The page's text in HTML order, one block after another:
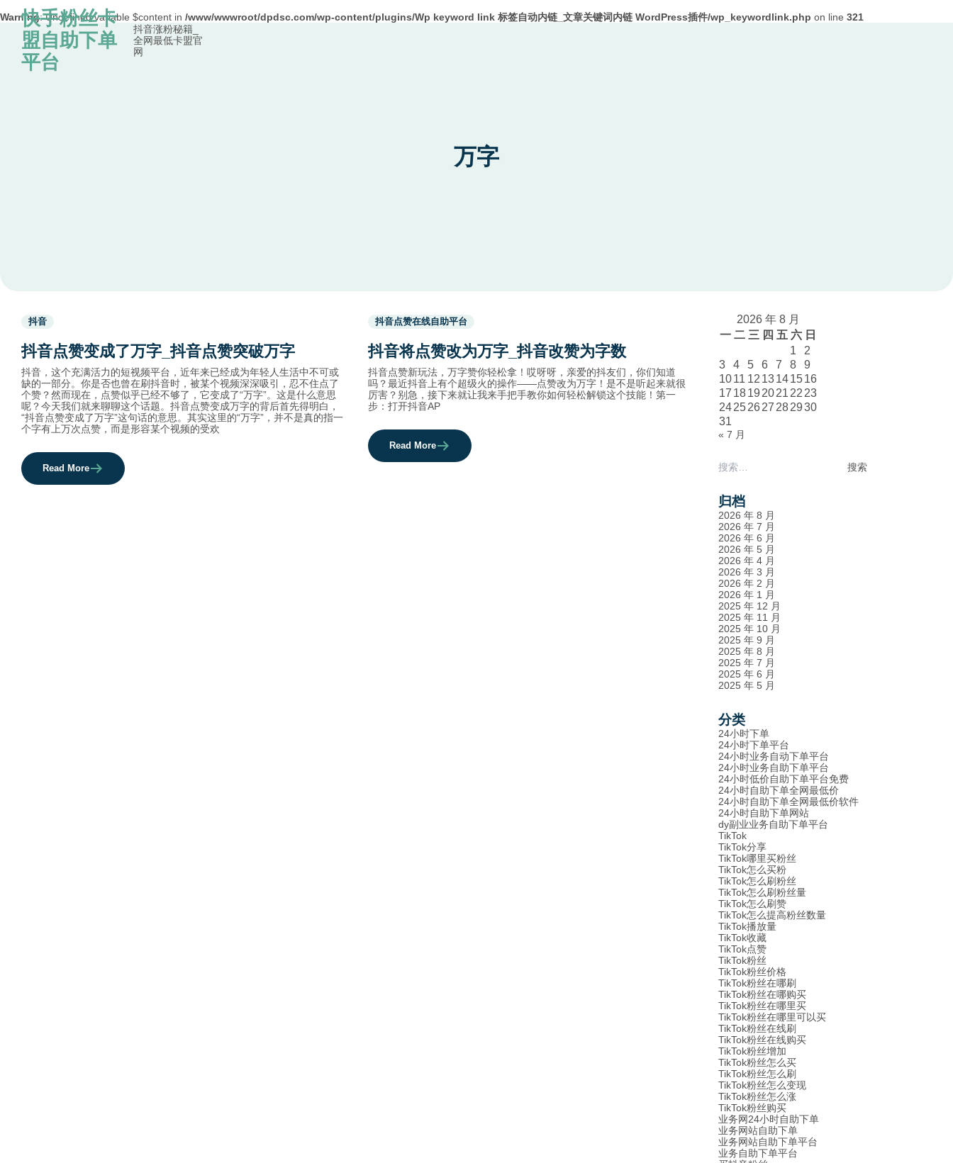
Warning: Undefined variable $content in /www/wwwroot/dpdsc.com/wp-content/plugins/Wp keyword link 标签自动内链_文章关键词内链 WordPress插件/wp_keywordlink.php on line 321
Skip to content
快手粉丝卡
盟自助下单
平台
抖音涨粉秘籍_
全网最低卡盟官
网
万字
Used
before
category
names.
抖音
抖音点赞变成了万字_抖音点赞突破万字
抖音，这个充满活力的短视频平台，近年来已经成为年轻人生活中不可或
缺的一部分。你是否也曾在刷抖音时，被某个视频深深吸引，忍不住点了
个赞？然而现在，点赞似乎已经不够了，它变成了“万字”。这是什么意思
呢？今天我们就来聊聊这个话题。抖音点赞变成万字的背后首先得明白，
“抖音点赞变成了万字”这句话的意思。其实这里的“万字”，并不是真的指一
个字有上万次点赞，而是形容某个视频的受欢
Read More
Used
before
category
names.
抖音点赞在线自助平台
抖音将点赞改为万字_抖音改赞为字数
抖音点赞新玩法，万字赞你轻松拿！哎呀呀，亲爱的抖友们，你们知道
吗？最近抖音上有个超级火的操作——点赞改为万字！是不是听起来就很
厉害？别急，接下来就让我来手把手教你如何轻松解锁这个技能！第一
步：打开抖音AP
Read More
2026 年 8 月
一 二 三 四 五 六 日
1
2
3
4 5 6 7 8
9
1011 12 13141516
17 1819 2021 22 23
24252627 282930
31
« 7 月
搜
归档
2026 年 8 月
2026 年 7 月
2026 年 6 月
2026 年 5 月
2026 年 4 月
2026 年 3 月
2026 年 2 月
2026 年 1 月
2025 年 12 月
2025 年 11 月
2025 年 10 月
2025 年 9 月
2025 年 8 月
2025 年 7 月
2025 年 6 月
2025 年 5 月
分类
24小时下单
24小时下单平台
24小时业务自动下单平台
24小时业务自助下单平台
24小时低价自助下单平台免费
24小时自助下单全网最低价
24小时自助下单全网最低价软件
24小时自助下单网站
dy副业业务自助下单平台
TikTok
TikTok分享
TikTok哪里买粉丝
TikTok怎么买粉
TikTok怎么刷粉丝
TikTok怎么刷粉丝量
TikTok怎么刷赞
TikTok怎么提高粉丝数量
TikTok播放量
TikTok收藏
TikTok点赞
TikTok粉丝
TikTok粉丝价格
TikTok粉丝在哪刷
TikTok粉丝在哪购买
TikTok粉丝在哪里买
TikTok粉丝在哪里可以买
TikTok粉丝在线刷
TikTok粉丝在线购买
TikTok粉丝增加
TikTok粉丝怎么买
TikTok粉丝怎么刷
TikTok粉丝怎么变现
TikTok粉丝怎么涨
TikTok粉丝购买
业务网24小时自助下单
业务网站自助下单
业务网站自助下单平台
业务自助下单平台